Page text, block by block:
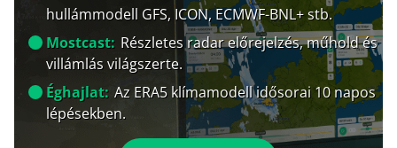
hullámmodell GFS, ICON, ECMWF-BNL+ stb.
Mostcast: Részletes radar előrejelzés, műhold és
villámlás világszerte.
Éghajlat: Az ERA5 klímamodell idősorai 10 napos
lépésekben.